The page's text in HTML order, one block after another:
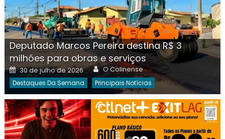
Deputado Marcos Pereira destina R$ 3
milhões para obras e serviços
Posted
on
30 de julho de 2026 Author
O Colinense
Destaques Da Semana Principais Notícias